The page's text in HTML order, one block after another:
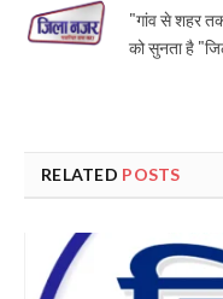
"गांव से शहर
को सुनता है
RELATED POSTS